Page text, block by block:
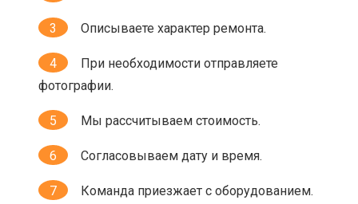
Описываете характер ремонта.
При необходимости отправляете
фотографии.
Мы рассчитываем стоимость.
Согласовываем дату и время.
Команда приезжает с оборудованием.